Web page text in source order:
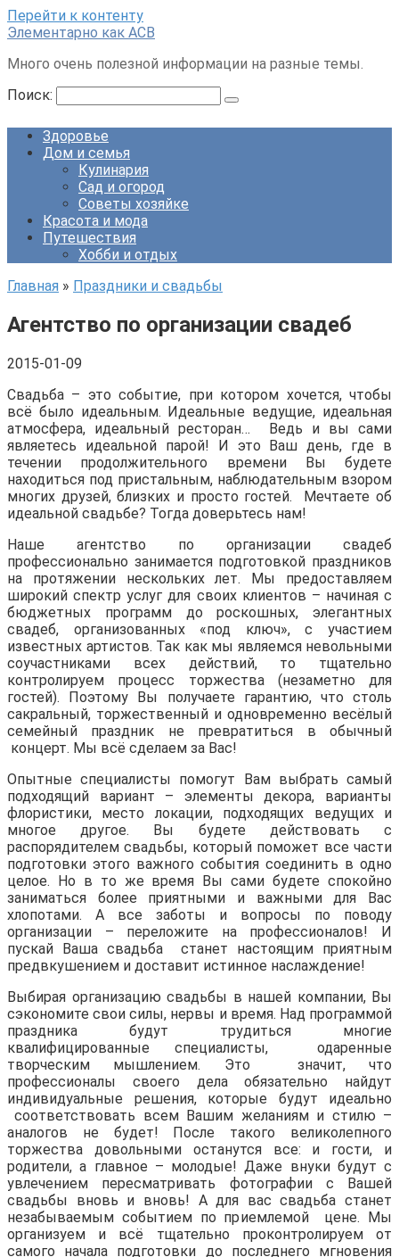
Перейти к контенту
Элементарно как ACB
Много очень полезной информации на разные темы.
Поиск:
Здоровье
Дом и семья
Кулинария
Сад и огород
Советы хозяйке
Красота и мода
Путешествия
Хобби и отдых
Главная » Праздники и свадьбы
Агентство по организации свадеб
2015-01-09
Свадьба – это событие, при котором хочется, чтобы
всё было идеальным. Идеальные ведущие, идеальная
атмосфера, идеальный ресторан… Ведь и вы сами
являетесь идеальной парой! И это Ваш день, где в
течении продолжительного времени Вы будете
находиться под пристальным, наблюдательным взором
многих друзей, близких и просто гостей. Мечтаете об
идеальной свадьбе? Тогда доверьтесь нам!
Наше агентство по организации свадеб
профессионально занимается подготовкой праздников
на протяжении нескольких лет. Мы предоставляем
широкий спектр услуг для своих клиентов – начиная с
бюджетных программ до роскошных, элегантных
свадеб, организованных «под ключ», с участием
известных артистов. Так как мы являемся невольными
соучастниками всех действий, то тщательно
контролируем процесс торжества (незаметно для
гостей). Поэтому Вы получаете гарантию, что столь
сакральный, торжественный и одновременно весёлый
семейный праздник не превратиться в обычный
концерт. Мы всё сделаем за Вас!
Опытные специалисты помогут Вам выбрать самый
подходящий вариант – элементы декора, варианты
флористики, место локации, подходящих ведущих и
многое другое. Вы будете действовать с
распорядителем свадьбы, который поможет все части
подготовки этого важного события соединить в одно
целое. Но в то же время Вы сами будете спокойно
заниматься более приятными и важными для Вас
хлопотами. А все заботы и вопросы по поводу
организации – переложите на профессионалов! И
пускай Ваша свадьба станет настоящим приятным
предвкушением и доставит истинное наслаждение!
Выбирая организацию свадьбы в нашей компании, Вы
сэкономите свои силы, нервы и время. Над программой
праздника будут трудиться многие
квалифицированные специалисты, одаренные
творческим мышлением. Это значит, что
профессионалы своего дела обязательно найдут
индивидуальные решения, которые будут идеально
соответствовать всем Вашим желаниям и стилю –
аналогов не будет! После такого великолепного
торжества довольными останутся все: и гости, и
родители, а главное – молодые! Даже внуки будут с
увлечением пересматривать фотографии с Вашей
свадьбы вновь и вновь! А для вас свадьба станет
незабываемым событием по приемлемой цене. Мы
организуем и всё тщательно проконтролируем от
самого начала подготовки до последнего мгновения